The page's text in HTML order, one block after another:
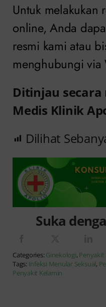
Untuk melakukan
online, Anda
resmi kami atau
menghubungi via
Ditinjau secara
Medis Klinik
Dilihat
Suka
Categories: Ginekologi, Penyakit
Tags: Infeksi Menular Seksual,
Penyakit Kelamin